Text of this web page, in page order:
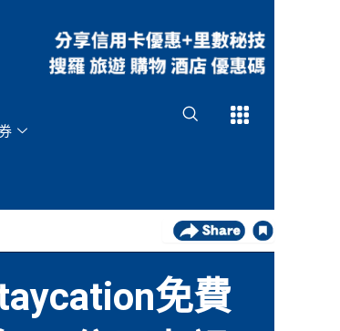
Open
免費